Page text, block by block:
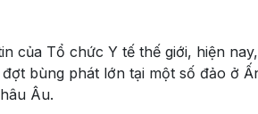
của Tổ chức Y tế thế giới, hiện
bùng phát lớn tại một số đảo ở
Âu.